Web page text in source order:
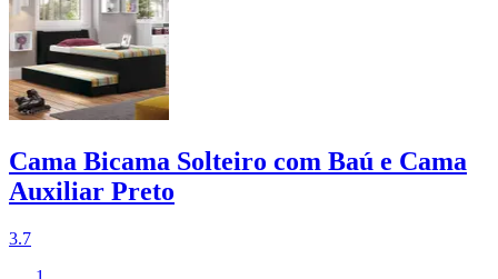
Cama Bicama Solteiro com Baú e Cama
Auxiliar Preto
3.7